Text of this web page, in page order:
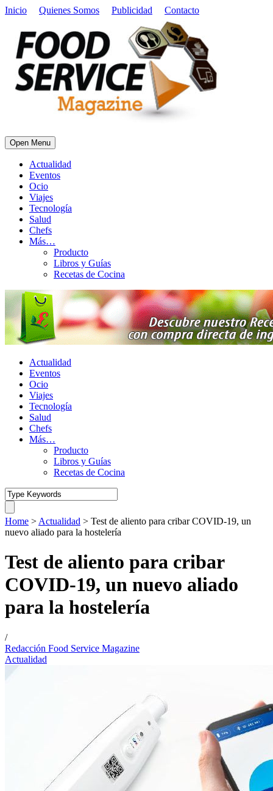
Inicio Quienes Somos Publicidad Contacto
Open Menu
Actualidad
Eventos
Ocio
Viajes
Tecnología
Salud
Chefs
Más…
Producto
Libros y Guías
Recetas de Cocina
Actualidad
Eventos
Ocio
Viajes
Tecnología
Salud
Chefs
Más…
Producto
Libros y Guías
Recetas de Cocina
Home > Actualidad > Test de aliento para cribar COVID-19, un
nuevo aliado para la hostelería
Test de aliento para cribar
COVID-19, un nuevo aliado
para la hostelería
/
Redacción Food Service Magazine
Actualidad